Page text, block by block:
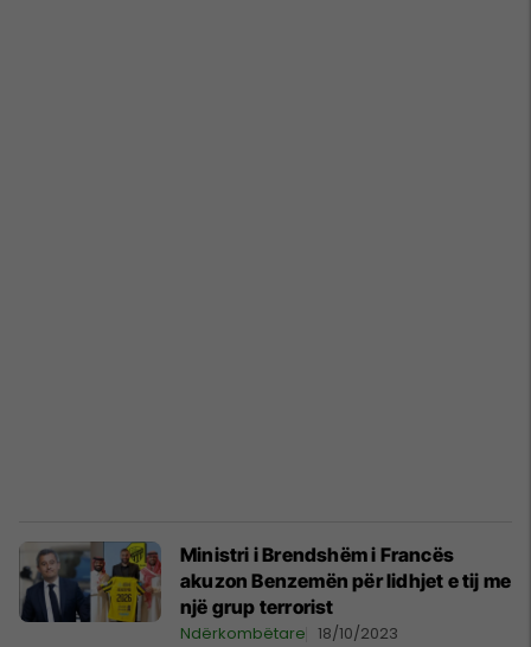
Ministri i Brendshëm i Francës
akuzon Benzemën për lidhjet e tij me
një grup terrorist
Ndërkombëtare 18/10/2023